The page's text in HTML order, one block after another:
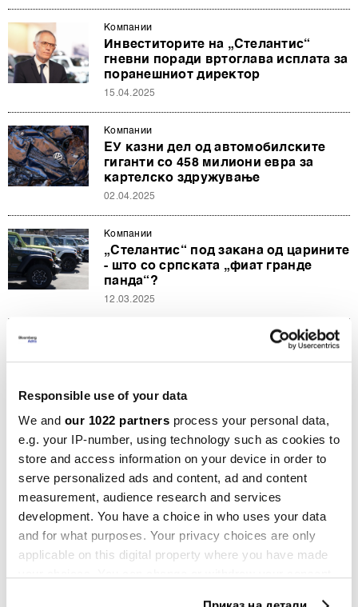
Responsible use of your data
We and our 1022 partners process your personal data,
e.g. your IP-number, using technology such as cookies to
store and access information on your device in order to
serve personalized ads and content, ad and content
measurement, audience research and services
development. You have a choice in who uses your data
and for what purposes. Your privacy choices are only
applicable on this digital property where you have made
Компании
Инвеститорите на „Стелантис“
гневни поради вртоглава исплата за
поранешниот директор
15.04.2025
Компании
ЕУ казни дел од автомобилските
гиганти со 458 милиони евра за
картелско здружување
02.04.2025
Компании
„Стелантис“ под закана од царините
- што со српската „фиат гранде
панда“?
12.03.2025
Нето-профитот на „Стелантис“
26.02.2025
Вести
„Фиат панда“ може да биде меч со
две сечила за „Стелантис“
01.11.2024
„Рено“ преку поскапите модели го
одржува растот на приходите
29.10.2024